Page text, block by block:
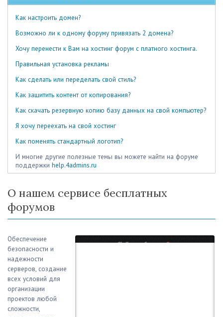
Как настроить домен?
Возможно ли к одному форуму привязать 2 домена?
Хочу перенести к Вам на хостинг форум с платного хостинга.
Правильная установка рекламы
Как сделать или переделать свой стиль?
Как защитить контент от копирования?
Как скачать резервную копию базу данных на свой компьютер?
Я хочу переехать на свой хостинг
Как поменять стандартный логотип?
И многие другие полезные темы вы можете найти на форуме
поддержки help.4admins.ru
О нашем сервисе бесплатных
форумов
Обеспечение
безопасности и
надежности
серверов, создание
всех условий для
организации
проектов любой
сложности,